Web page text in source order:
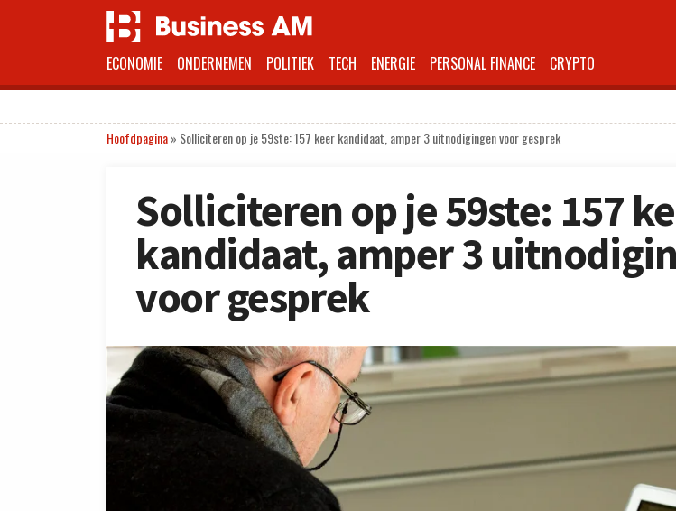
ECONOMIE ONDERNEMEN POLITIEK TECH ENERGIE PERSONAL FINANCE CRYPTO
Hoofdpagina» Solliciteren op je 59ste: 157 keer kandidaat, amper 3 uitnodigingen voor gesprek
Solliciteren op je 59ste: 157
kandidaat, amper 3
voor gesprek